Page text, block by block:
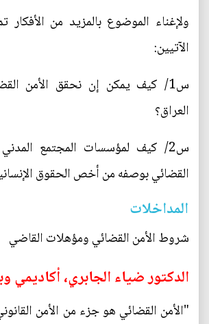
ولإغناء الموضوع بالمزيد من
الآتيين:
س1/ كيف يمكن إن نحقق الأمن
العراق؟
س2/ كيف لمؤسسات المجتمع
القضائي بوصفه من أخص الحقوق
المداخلات
شروط الأمن القضائي ومؤهلات القاضي
الدكتور ضياء الجابري، أكاديمي
"الأمن القضائي هو جزء من الأمن